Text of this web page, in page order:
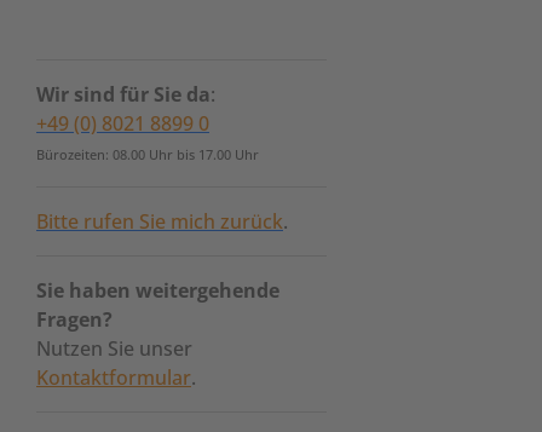
Wir sind für Sie da:
+49 (0) 8021 8899 0
Bürozeiten: 08.00 Uhr bis 17.00 Uhr
Bitte rufen Sie mich zurück.
Sie haben weitergehende
Fragen?
Nutzen Sie unser
Kontaktformular.